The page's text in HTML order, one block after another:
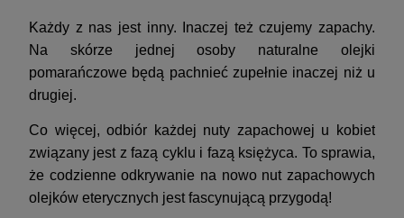
Każdy z nas jest inny. Inaczej też czujemy zapachy.
Na skórze jednej osoby naturalne olejki
pomarańczowe będą pachnieć zupełnie inaczej niż u
drugiej.
Co więcej, odbiór każdej nuty zapachowej u kobiet
związany jest z fazą cyklu i fazą księżyca. To sprawia,
że codzienne odkrywanie na nowo nut zapachowych
olejków eterycznych jest fascynującą przygodą!